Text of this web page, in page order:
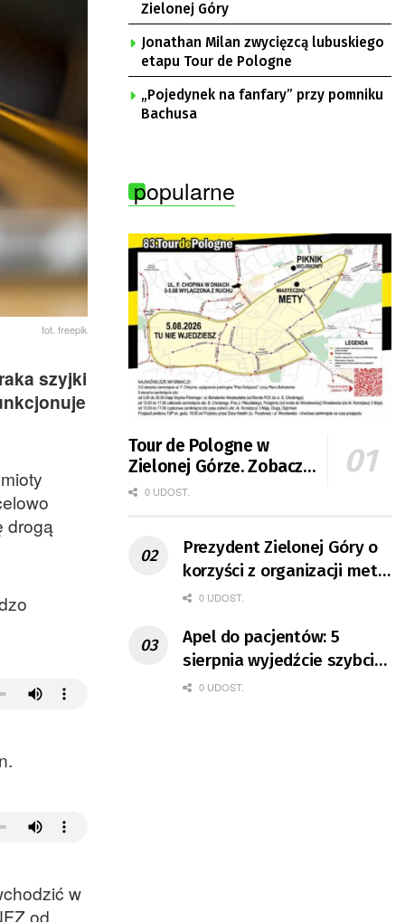
fot. freepik
szyjki
drogą
w
od
Zielonej Góry
Jonathan Milan zwycięzcą lubuskiego
etapu Tour de Pologne
„Pojedynek na fanfary” przy pomniku
Bachusa
popularne
Tour de Pologne w
Zielonej Górze. Zobacz
zmiany w organizacji
0 UDOST.
Prezydent Zielonej Góry o
korzyści z organizacji mety
Tour de Pologne
0 UDOST.
Apel do pacjentów: 5
sierpnia wyjedźcie szybciej
z domów
0 UDOST.